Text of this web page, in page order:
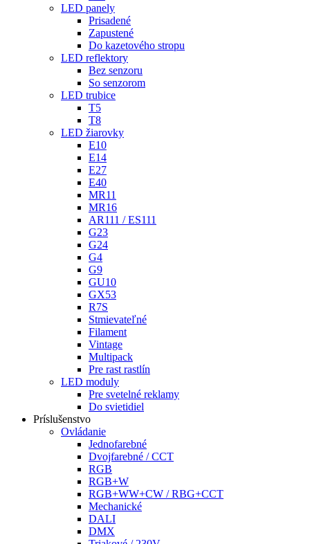
LED panely
Prisadené
Zapustené
Do kazetového stropu
LED reflektory
Bez senzoru
So senzorom
LED trubice
T5
T8
LED žiarovky
E10
E14
E27
E40
MR11
MR16
AR111 / ES111
G23
G24
G4
G9
GU10
GX53
R7S
Stmievateľné
Filament
Vintage
Multipack
Pre rast rastlín
LED moduly
Pre svetelné reklamy
Do svietidiel
Príslušenstvo
Ovládanie
Jednofarebné
Dvojfarebné / CCT
RGB
RGB+W
RGB+WW+CW / RBG+CCT
Mechanické
DALI
DMX